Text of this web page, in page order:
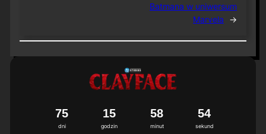
Batmana w uniwersum
Marvela
→
dni
75
godzin
15
minut
58
sekund
54